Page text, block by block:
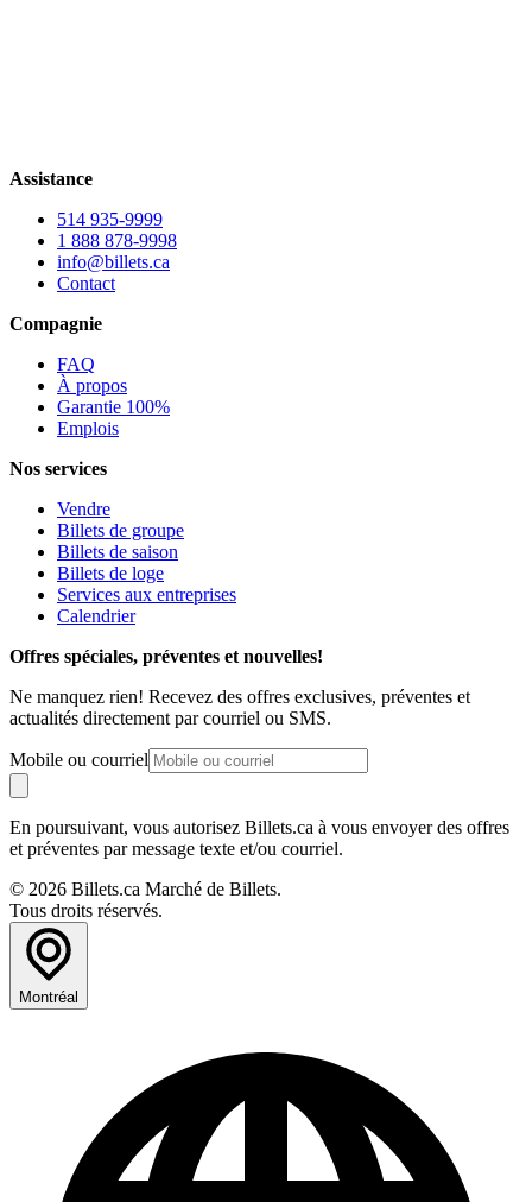
Assistance
514 935-9999
1 888 878-9998
info@billets.ca
Contact
Compagnie
FAQ
À propos
Garantie 100%
Emplois
Nos services
Vendre
Billets de groupe
Billets de saison
Billets de loge
Services aux entreprises
Calendrier
Offres spéciales, préventes et nouvelles!
Ne manquez rien! Recevez des offres exclusives, préventes et
actualités directement par courriel ou SMS.
Mobile ou courriel
En poursuivant, vous autorisez Billets.ca à vous envoyer des offres
et préventes par message texte et/ou courriel.
© 2026 Billets.ca Marché de Billets.
Tous droits réservés.
Montréal